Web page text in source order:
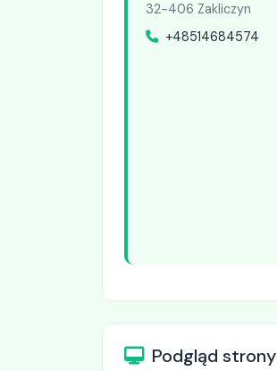
32-406 Zakliczyn
+48514684574
Podgląd strony